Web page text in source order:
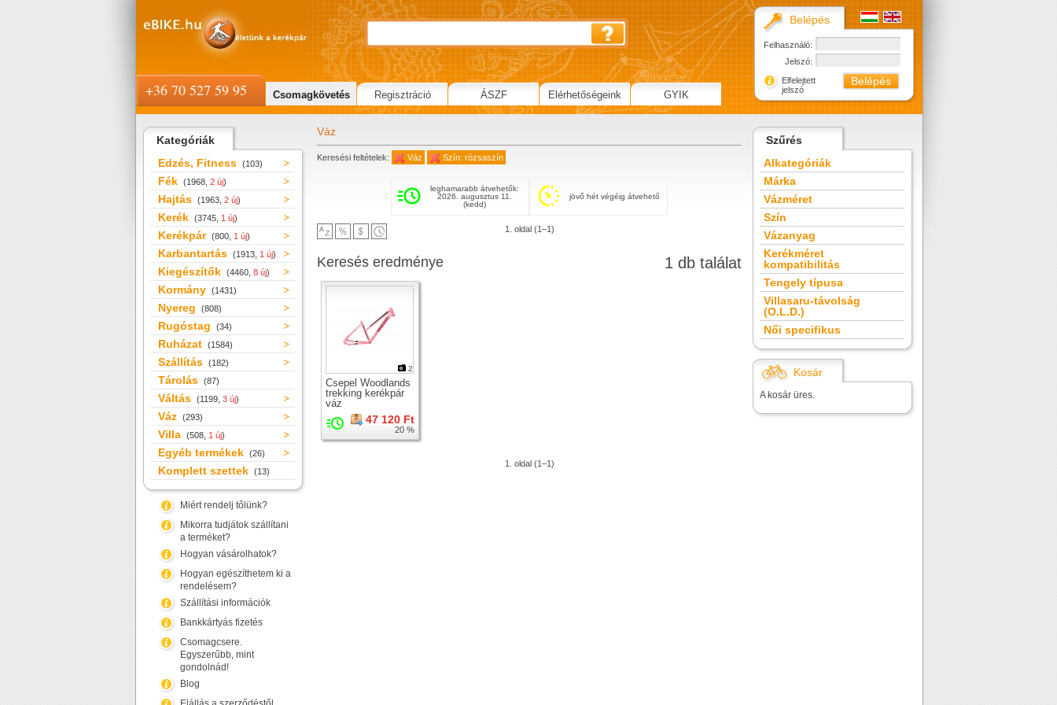
Kategóriák
Edzés, Fitness (103)
Fék (1968, 2 új)
Hajtás (1963, 2 új)
Kerék (3745, 1 új)
Kerékpár (800, 1 új)
Karbantartás (1913, 1 új)
Kiegészítők (4460, 8 új)
Kormány (1431)
Nyereg (808)
Rugóstag (34)
Ruházat (1584)
Szállítás (182)
Tárolás (87)
Váltás (1199, 3 új)
Váz (293)
Villa (508, 1 új)
Egyéb termékek (26)
Komplett szettek (13)
Miért rendelj tőlünk?
Mikorra tudjátok szállítani
a terméket?
Hogyan vásárolhatok?
Hogyan egészíthetem ki a
rendelésem?
Szállítási információk
Bankkártyás fizetés
Csomagcsere.
Egyszerűbb, mint
gondolnád!
Blog
Váz
Keresési feltételek: Váz Szín: rózsaszín
leghamarabb átvehetők:
2026. augusztus 11.
(kedd)
jövő hét végéig átvehető
1. oldal (1–1)
1 db találat
Keresés eredménye
2
Csepel Woodlands
trekking kerékpár
váz
47 120 Ft
20 %
1. oldal (1–1)
Szűrés
Alkategóriák
Márka
Vázméret
Szín
Vázanyag
Kerékméret
kompatibilitás
Tengely típusa
Villasaru-távolság
(O.L.D.)
Női specifikus
Kosár
A kosár üres.
Belépés
Felhasználó:
Jelszó:
Elfelejtett
jelszó
+36 70 527 59 95 Csomagkövetés Regisztráció ÁSZF Elérhetőségeink GYIK